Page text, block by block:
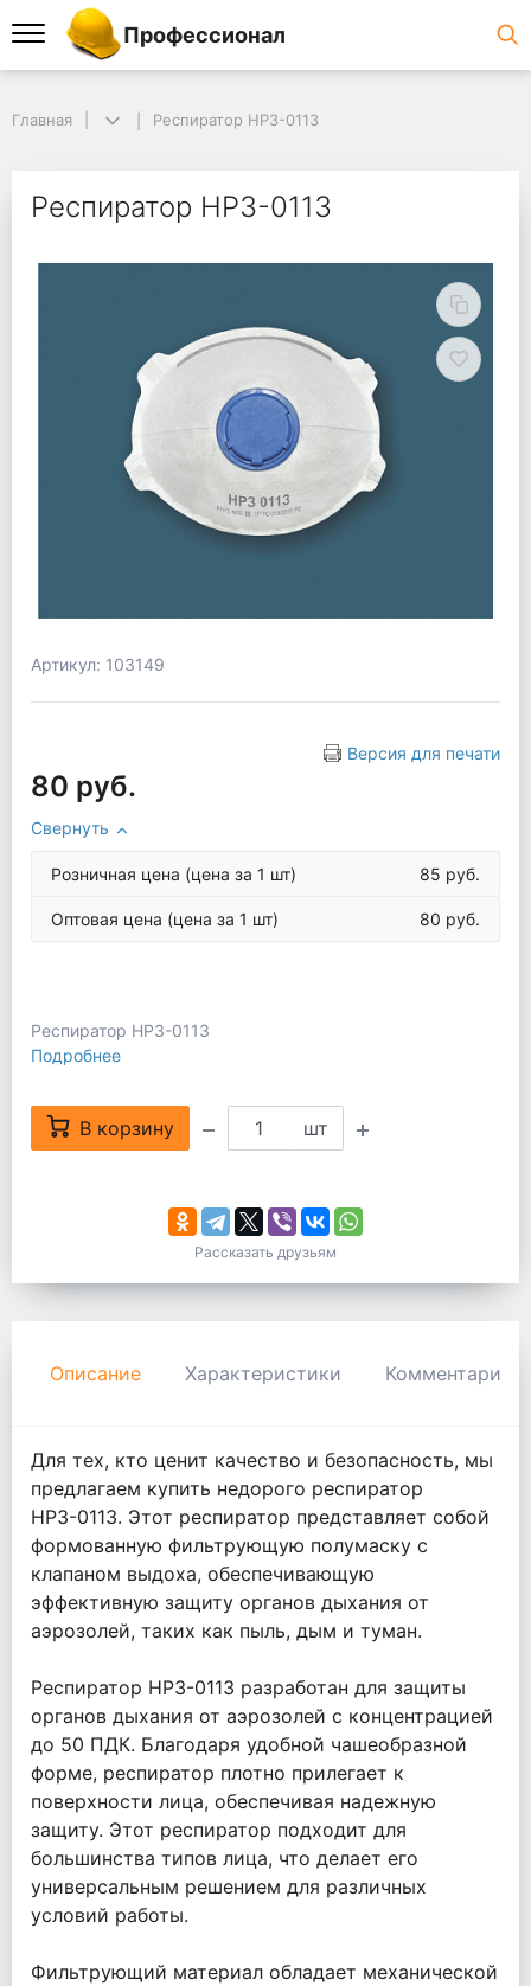
Профессионал
Главная Респиратор НРЗ-0113
Респиратор НРЗ-0113
Артикул: 103149
Версия для печати
80 руб.
Свернуть
Розничная цена (цена за 1 шт) 85 руб.
Оптовая цена (цена за 1 шт) 80 руб.
Респиратор НРЗ-0113
Подробнее
В корзину шт
Рассказать друзьям
Описание Характеристики Комментарии
Для тех, кто ценит качество и безопасность, мы
предлагаем купить недорого респиратор
НРЗ-0113. Этот респиратор представляет собой
формованную фильтрующую полумаску с
клапаном выдоха, обеспечивающую
эффективную защиту органов дыхания от
аэрозолей, таких как пыль, дым и туман.
Респиратор НРЗ-0113 разработан для защиты
органов дыхания от аэрозолей с концентрацией
до 50 ПДК. Благодаря удобной чашеобразной
форме, респиратор плотно прилегает к
поверхности лица, обеспечивая надежную
защиту. Этот респиратор подходит для
большинства типов лица, что делает его
универсальным решением для различных
условий работы.
Фильтрующий материал обладает механической